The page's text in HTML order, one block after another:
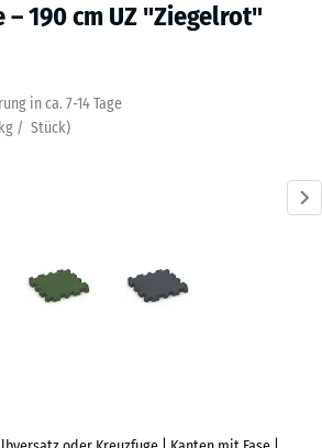
190 cm UZ "Ziegelrot"
in ca. 7-14 Tage
kg / Stück)